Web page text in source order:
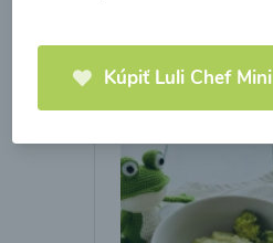
00:16
Kúpiť Luli Chef Mini